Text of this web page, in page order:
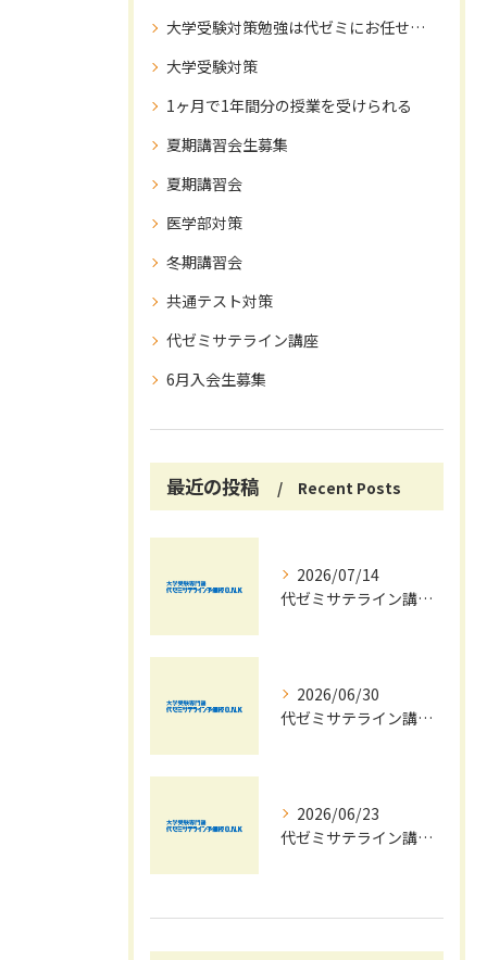
大学受験対策勉強は代ゼミにお任せ下さい！
大学受験対策
1ヶ月で1年間分の授業を受けられる
夏期講習会生募集
夏期講習会
医学部対策
冬期講習会
共通テスト対策
代ゼミサテライン講座
6月入会生募集
最近の投稿 Recent Posts
2026/07/14
代ゼミサテライン講座で夏期講習会を自宅受講し大学受験対策を効率化する方法
2026/06/30
代ゼミサテライン講座夏期講習会で苦手科目を短期間に得意科目へ導く学習戦略
2026/06/23
代ゼミサテライン講座を活用した夏期講習会で共通テストの最新傾向と対策を徹底攻略する方法